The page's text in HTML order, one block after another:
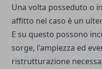
Una volta posseduto o
affitto nel caso è un
E su questo possono
sorge, l'ampiezza ed
ristrutturazione